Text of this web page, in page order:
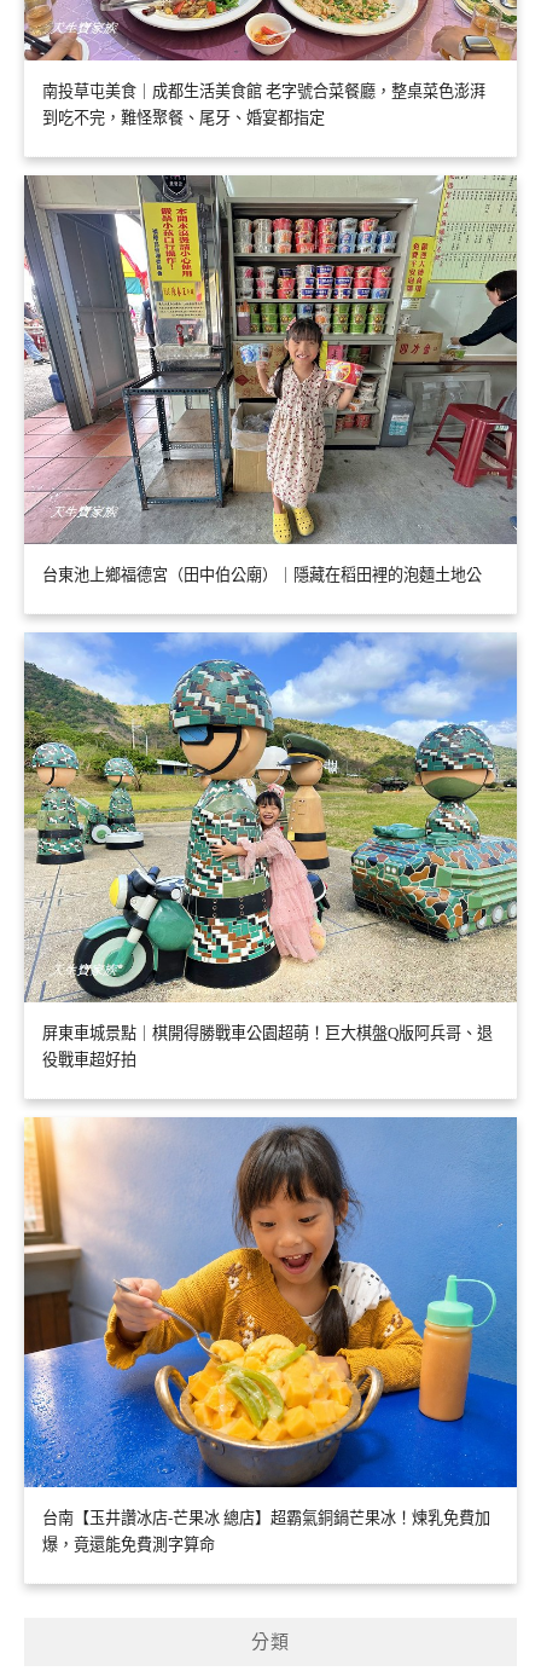
南投草屯美食｜成都生活美食館 老字號合菜餐廳，整桌菜色澎湃
到吃不完，難怪聚餐、尾牙、婚宴都指定
台東池上鄉福德宮（田中伯公廟）｜隱藏在稻田裡的泡麵土地公
屏東車城景點｜棋開得勝戰車公園超萌！巨大棋盤Q版阿兵哥、退
役戰車超好拍
台南【玉井讚冰店-芒果冰 總店】超霸氣銅鍋芒果冰！煉乳免費加
爆，竟還能免費測字算命
分類